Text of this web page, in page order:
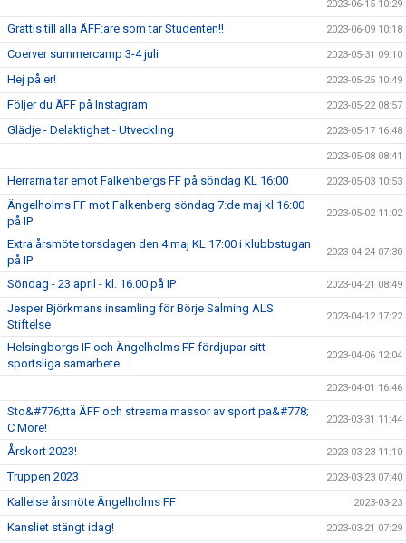
2023-06-15 10:29
Grattis till alla ÄFF:are som tar Studenten!! 2023-06-09 10:18
Coerver summercamp 3-4 juli 2023-05-31 09:10
Hej på er! 2023-05-25 10:49
Följer du ÄFF på Instagram 2023-05-22 08:57
Glädje - Delaktighet - Utveckling 2023-05-17 16:48
2023-05-08 08:41
Herrarna tar emot Falkenbergs FF på söndag KL 16:00 2023-05-03 10:53
Ängelholms FF mot Falkenberg söndag 7:de maj kl 16:00
på IP
2023-05-02 11:02
Extra årsmöte torsdagen den 4 maj KL 17:00 i klubbstugan
på IP
2023-04-24 07:30
Söndag - 23 april - kl. 16.00 på IP 2023-04-21 08:49
Jesper Björkmans insamling för Börje Salming ALS
Stiftelse
2023-04-12 17:22
Helsingborgs IF och Ängelholms FF fördjupar sitt
sportsliga samarbete
2023-04-06 12:04
2023-04-01 16:46
Sto&#776;tta ÄFF och streama massor av sport pa&#778;
C More!
2023-03-31 11:44
Årskort 2023! 2023-03-23 11:10
Truppen 2023 2023-03-23 07:40
Kallelse årsmöte Ängelholms FF 2023-03-23
Kansliet stängt idag! 2023-03-21 07:29